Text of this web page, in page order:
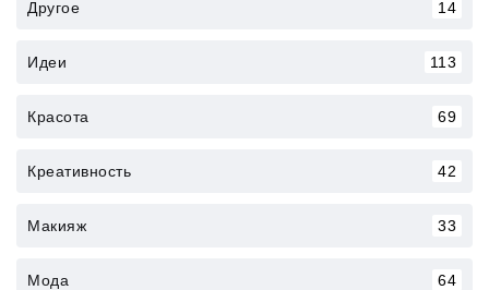
Другое 14
Идеи 113
Красота 69
Креативность 42
Макияж 33
Мода 64